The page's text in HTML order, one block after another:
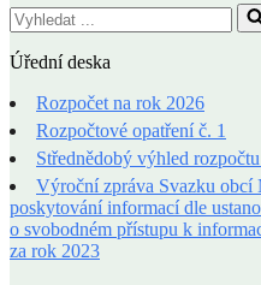
Vyhledat
...
Úřední deska
Rozpočet na rok 2026
Rozpočtové opatření č. 1
Střednědobý výhled
Výroční zpráva Svazku obcí
poskytování informací dle
o svobodném přístupu k
za rok 2023